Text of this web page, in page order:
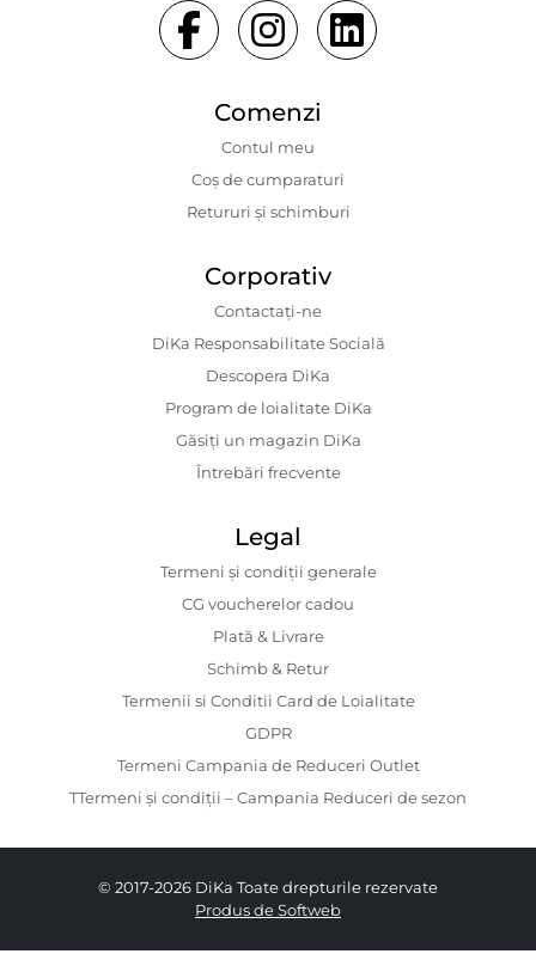
Comenzi
Contul meu
Coș de cumparaturi
Retururi și schimburi
Corporativ
Contactaţi-ne
DiKa Responsabilitate Socială
Descopera DiKa
Program de loialitate DiKa
Găsiți un magazin DiKa
Întrebări frecvente
Legal
Termeni și condiții generale
CG voucherelor cadou
Plată & Livrare
Schimb & Retur
Termenii si Conditii Card de Loialitate
GDPR
Termeni Campania de Reduceri Outlet
TTermeni și condiții – Campania Reduceri de sezon
© 2017-2026 DiKa Toate drepturile rezervate
Produs de Softweb